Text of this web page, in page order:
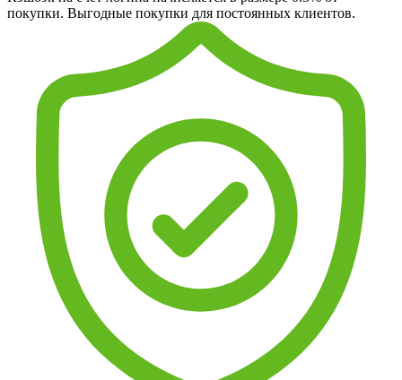
покупки. Выгодные покупки для постоянных клиентов.